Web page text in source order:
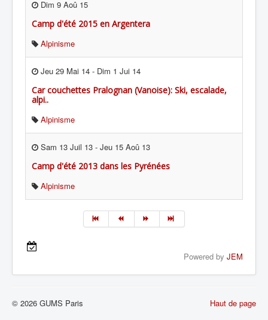
Dim 9 Aoû 15
Camp d'été 2015 en Argentera
Alpinisme
Jeu 29 Mai 14 - Dim 1 Jui 14
Car couchettes Pralognan (Vanoise): Ski, escalade,
alpi..
Alpinisme
Sam 13 Juil 13 - Jeu 15 Aoû 13
Camp d'été 2013 dans les Pyrénées
Alpinisme
Powered by JEM
Haut de page
© 2026 GUMS Paris